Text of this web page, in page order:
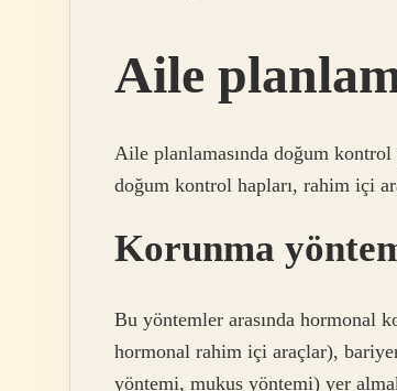
Aile
Aile planlamasında doğum
doğum kontrol hapları, rahim içi
Korunma
Bu yöntemler arasında hormonal
hormonal rahim içi araçlar),
yöntemi, mukus yöntemi) yer